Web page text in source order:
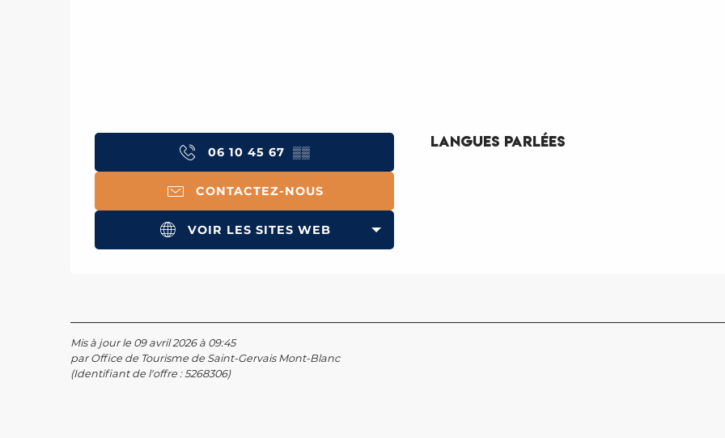
06 10 45 67 ▒▒
CONTACTEZ-NOUS
VOIR LES SITES WEB
Langues parlées
Langues parlées
Mis à jour le 09 avril 2026 à 09:45
par Office de Tourisme de Saint-Gervais Mont-Blanc
(Identifiant de l'offre :5268306)